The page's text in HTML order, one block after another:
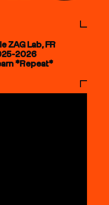
ZAG Lab, FR
2026
*Repeat*